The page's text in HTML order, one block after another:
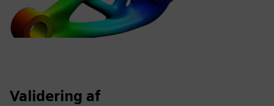
Validering af